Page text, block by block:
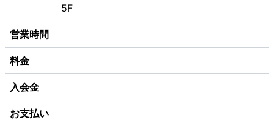
5F
営業時間
料金
入会金
お支払い